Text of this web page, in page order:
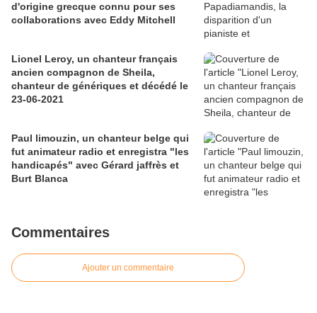
d'origine grecque connu pour ses
collaborations avec Eddy Mitchell
Lionel Leroy, un chanteur français
ancien compagnon de Sheila,
chanteur de génériques et décédé le
23-06-2021
Paul limouzin, un chanteur belge qui
fut animateur radio et enregistra "les
handicapés" avec Gérard jaffrès et
Burt Blanca
Commentaires
Ajouter un commentaire